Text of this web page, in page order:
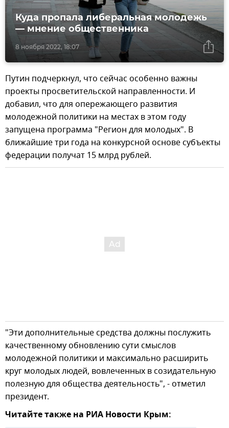
8 ноября 2022, 18:07
Куда пропала либеральная молодежь
— мнение общественника
Путин подчеркнул, что сейчас особенно важны
проекты просветительской направленности. И
добавил, что для опережающего развития
молодежной политики на местах в этом году
запущена программа "Регион для молодых". В
ближайшие три года на конкурсной основе субъекты
федерации получат 15 млрд рублей.
"Эти дополнительные средства должны послужить
качественному обновлению сути смыслов
молодежной политики и максимально расширить
круг молодых людей, вовлеченных в созидательную
полезную для общества деятельность", - отметил
президент.
Читайте также на РИА Новости Крым: